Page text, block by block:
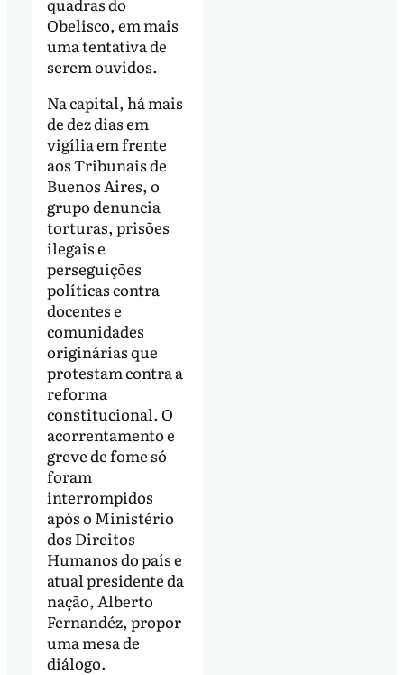
Obelisco, em mais
uma tentativa de
serem ouvidos.
Na capital, há mais
de dez dias em
vigília em frente
aos Tribunais de
Buenos Aires, o
grupo denuncia
torturas, prisões
ilegais e
perseguições
políticas contra
docentes e
comunidades
originárias que
protestam contra a
reforma
constitucional. O
acorrentamento e
greve de fome só
foram
interrompidos
após o Ministério
dos Direitos
Humanos do país e
atual presidente da
nação, Alberto
Fernandéz, propor
uma mesa de
diálogo.